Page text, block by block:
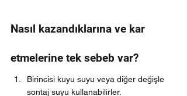
Nasıl kazandıklarına ve kar
etmelerine tek sebeb var?
Birincisi kuyu suyu veya diğer değişle
sontaj suyu kullanabilirler.